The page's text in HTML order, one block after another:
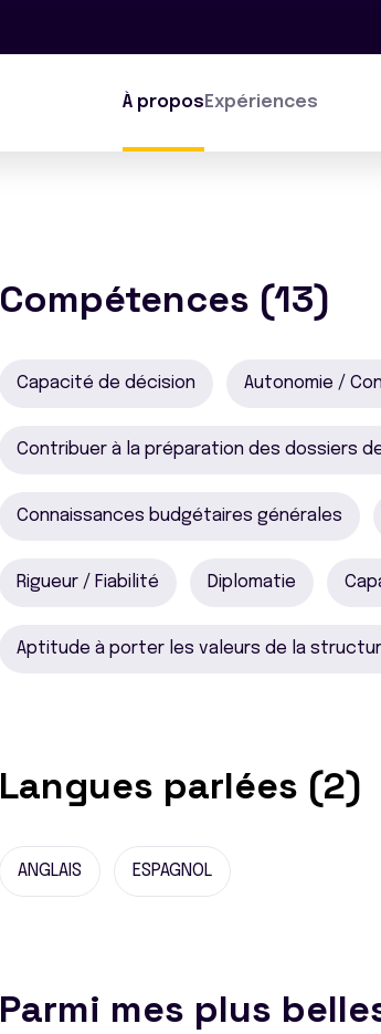
À propos Expériences
Compétences (13)
Capacité de décision Autonomie /
Contribuer à la préparation des dossiers
Connaissances budgétaires générales
Rigueur / Fiabilité Diplomatie
Aptitude à porter les valeurs de la
Langues parlées (2)
ANGLAIS ESPAGNOL
Parmi mes plus